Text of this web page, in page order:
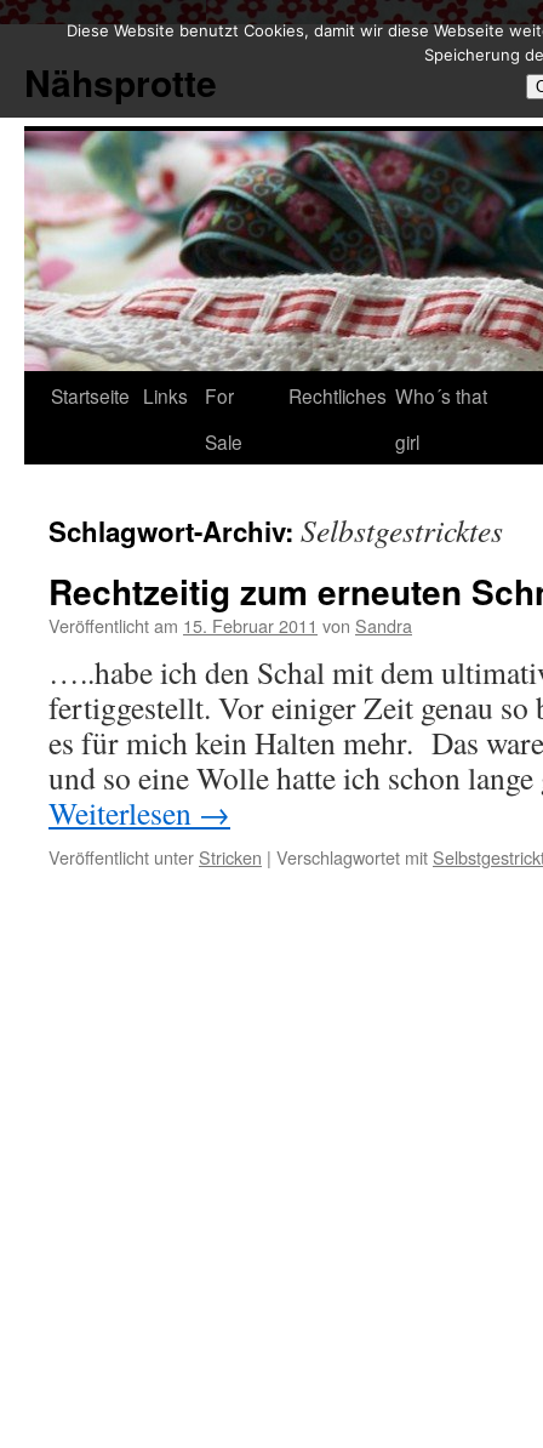
springen
Nähsprotte
Startseite Links
For
Sale
Rechtliches Who´s that
girl
Schlagwort-Archiv: Selbstgestricktes
Rechtzeitig zum erneuten
Veröffentlicht am 15. Februar 2011 von Sandra
…..habe ich den Schal mit dem
fertiggestellt. Vor einiger Zeit genau so
es für mich kein Halten mehr. Das
und so eine Wolle hatte ich schon
Weiterlesen →
Veröffentlicht unter Stricken | Verschlagwortet mit
Diese Website benutzt Cookies, damit wir diese Webseite
Speicherung